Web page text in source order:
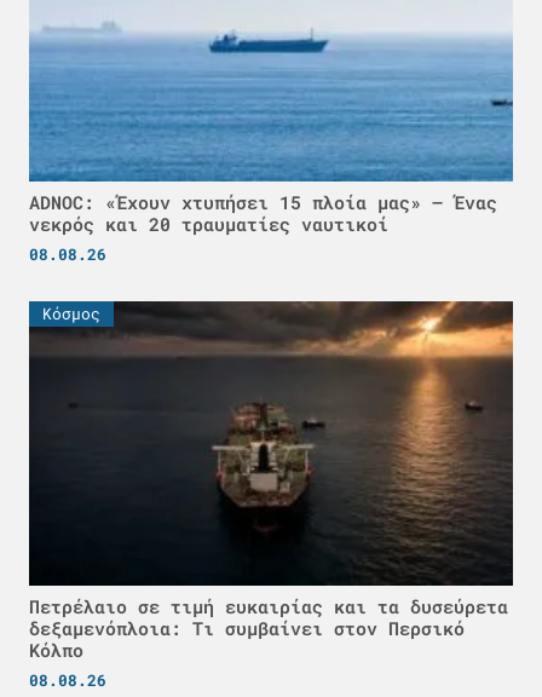
ADNOC: «Έχουν χτυπήσει 15 πλοία μας» – Ένας
νεκρός και 20 τραυματίες ναυτικοί
08.08.26
Κόσμος
Πετρέλαιο σε τιμή ευκαιρίας και τα δυσεύρετα
δεξαμενόπλοια: Τι συμβαίνει στον Περσικό
Κόλπο
08.08.26